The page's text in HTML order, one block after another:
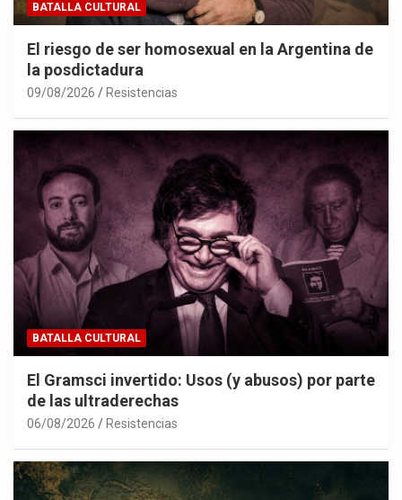
BATALLA CULTURAL
El riesgo de ser homosexual en la Argentina de
la posdictadura
09/08/2026 Resistencias
BATALLA CULTURAL
El Gramsci invertido: Usos (y abusos) por parte
de las ultraderechas
06/08/2026 Resistencias